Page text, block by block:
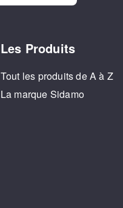
Les Produits
Tout les produits de A à Z
La marque Sidamo